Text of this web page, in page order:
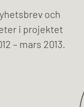
och
i projektet
– mars 2013.